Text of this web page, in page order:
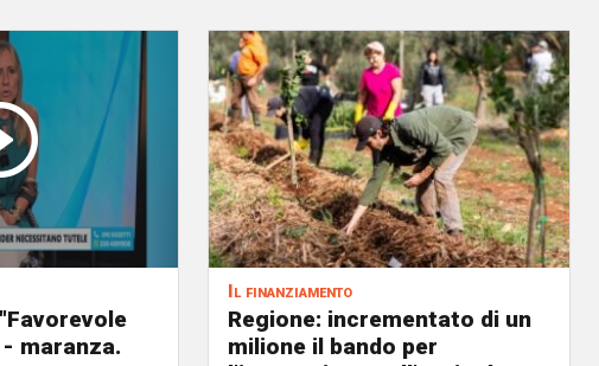
maranza.
Il finanziamento
Regione: incrementato di un
milione il bando per